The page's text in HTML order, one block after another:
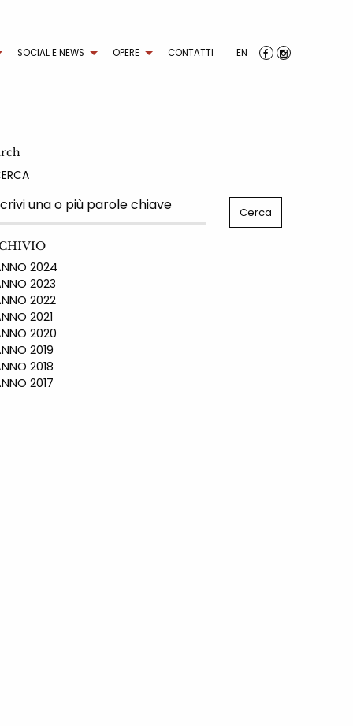
SOCIAL E NEWS OPERE CONTATTI EN
2024
2023
2022
2021
2020
2019
2018
2017